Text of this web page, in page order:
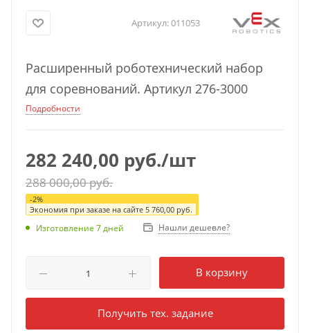
Артикул:011053
Расширенный роботехнический набор
для соревнований. Артикул 276-3000
Подробности
282 240,00 руб./шт
288 000,00руб.
-2%
Экономия при заказе на сайте 5 760,00 руб.
Изготовление 7 дней Нашли дешевле?
В корзину
Получить тех. задание